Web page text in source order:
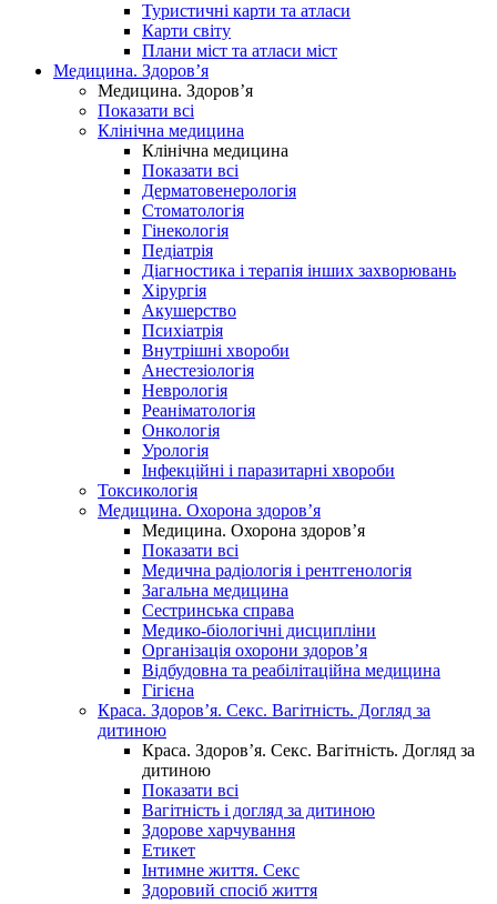
Туристичні карти та атласи
Карти світу
Плани міст та атласи міст
Медицина. Здоров’я
Медицина. Здоров’я
Показати всі
Клінічна медицина
Клінічна медицина
Показати всі
Дерматовенерологія
Стоматологія
Гінекологія
Педіатрія
Діагностика і терапія інших захворювань
Хірургія
Акушерство
Психіатрія
Внутрішні хвороби
Анестезіологія
Неврологія
Реаніматологія
Онкологія
Урологія
Інфекційні і паразитарні хвороби
Токсикологія
Медицина. Охорона здоров’я
Медицина. Охорона здоров’я
Показати всі
Медична радіологія і рентгенологія
Загальна медицина
Сестринська справа
Медико-біологічні дисципліни
Організація охорони здоров’я
Відбудовна та реабілітаційна медицина
Гігієна
Краса. Здоров’я. Секс. Вагітність. Догляд за
дитиною
Краса. Здоров’я. Секс. Вагітність. Догляд за
дитиною
Показати всі
Вагітність і догляд за дитиною
Здорове харчування
Етикет
Інтимне життя. Секс
Здоровий спосіб життя